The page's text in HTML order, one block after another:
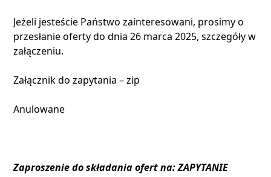
Jeżeli jesteście Państwo zainteresowani, prosimy o
przesłanie oferty do dnia 26 marca 2025, szczegóły w
załączeniu.
Załącznik do zapytania – zip
Anulowane
Zaproszenie do składania ofert na: ZAPYTANIE